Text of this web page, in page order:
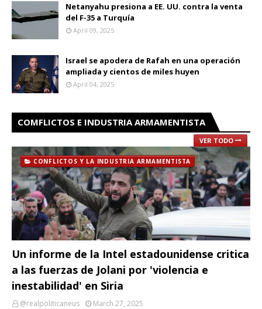
Netanyahu presiona a EE. UU. contra la venta
del F-35 a Turquía
April 09, 2025
Israel se apodera de Rafah en una operación
ampliada y cientos de miles huyen
April 04, 2025
COMFLICTOS E INDUSTRIA ARMAMENTISTA
VER TODO
CONFLICTOS Y LA INDUSTRIA ARMAMENTISTA
Un informe de la Intel estadounidense critica
a las fuerzas de Jolani por 'violencia e
inestabilidad' en Siria
@realpoliticaneus March 27, 2025